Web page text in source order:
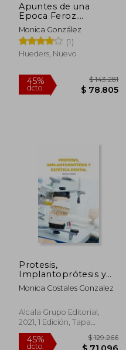
Apuntes de una
Epoca Feroz.
Reportajes y
Entrevistas en
Dictadura
Monica González
(1)
Hueders, Nuevo
45%
dcto. $ 78.805
Protesis,
Implantoprótesis y
Estética Dental
(Odontologia)
Monica Costales Gonzalez
Alcala Grupo Editorial,
2021, 1 Edición, Tapa
Blanda, Nuevo